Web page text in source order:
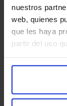
nuestros
web, quienes
que les haya
partir del uso
Para
programa la
tratamiento
de
progesterona
casos, la